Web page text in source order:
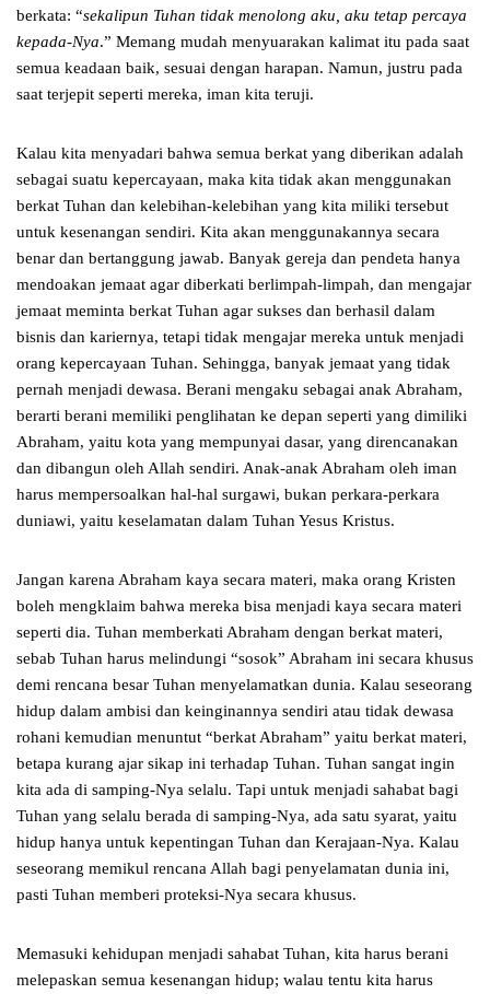
berkata: “sekalipun Tuhan tidak menolong aku, aku tetap percaya
kepada-Nya.” Memang mudah menyuarakan kalimat itu pada saat
semua keadaan baik, sesuai dengan harapan. Namun, justru pada
saat terjepit seperti mereka, iman kita teruji.
Kalau kita menyadari bahwa semua berkat yang diberikan adalah
sebagai suatu kepercayaan, maka kita tidak akan menggunakan
berkat Tuhan dan kelebihan-kelebihan yang kita miliki tersebut
untuk kesenangan sendiri. Kita akan menggunakannya secara
benar dan bertanggung jawab. Banyak gereja dan pendeta hanya
mendoakan jemaat agar diberkati berlimpah-limpah, dan mengajar
jemaat meminta berkat Tuhan agar sukses dan berhasil dalam
bisnis dan kariernya, tetapi tidak mengajar mereka untuk menjadi
orang kepercayaan Tuhan. Sehingga, banyak jemaat yang tidak
pernah menjadi dewasa. Berani mengaku sebagai anak Abraham,
berarti berani memiliki penglihatan ke depan seperti yang dimiliki
Abraham, yaitu kota yang mempunyai dasar, yang direncanakan
dan dibangun oleh Allah sendiri. Anak-anak Abraham oleh iman
harus mempersoalkan hal-hal surgawi, bukan perkara-perkara
duniawi, yaitu keselamatan dalam Tuhan Yesus Kristus.
Jangan karena Abraham kaya secara materi, maka orang Kristen
boleh mengklaim bahwa mereka bisa menjadi kaya secara materi
seperti dia. Tuhan memberkati Abraham dengan berkat materi,
sebab Tuhan harus melindungi “sosok” Abraham ini secara khusus
demi rencana besar Tuhan menyelamatkan dunia. Kalau seseorang
hidup dalam ambisi dan keinginannya sendiri atau tidak dewasa
rohani kemudian menuntut “berkat Abraham” yaitu berkat materi,
betapa kurang ajar sikap ini terhadap Tuhan. Tuhan sangat ingin
kita ada di samping-Nya selalu. Tapi untuk menjadi sahabat bagi
Tuhan yang selalu berada di samping-Nya, ada satu syarat, yaitu
hidup hanya untuk kepentingan Tuhan dan Kerajaan-Nya. Kalau
seseorang memikul rencana Allah bagi penyelamatan dunia ini,
pasti Tuhan memberi proteksi-Nya secara khusus.
Memasuki kehidupan menjadi sahabat Tuhan, kita harus berani
melepaskan semua kesenangan hidup; walau tentu kita harus